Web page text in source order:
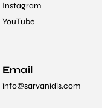
Instagram
YouTube
Email
info@sarvanidis.com